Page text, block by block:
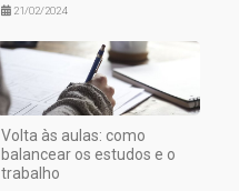
21/02/2024
Volta às aulas: como
balancear os estudos e o
trabalho